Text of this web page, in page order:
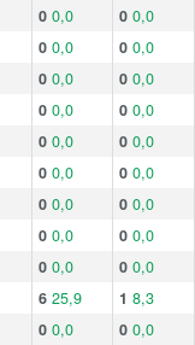
0 0,0 0 0,0
0 0,0 0 0,0
0 0,0 0 0,0
0 0,0 0 0,0
0 0,0 0 0,0
0 0,0 0 0,0
0 0,0 0 0,0
0 0,0 0 0,0
0 0,0 0 0,0
6 25,9 1 8,3
0 0,0 0 0,0